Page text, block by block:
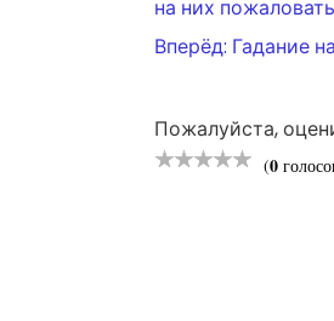
ПО
на них
Вперёд: Гадание
Пожалуйста,
(0